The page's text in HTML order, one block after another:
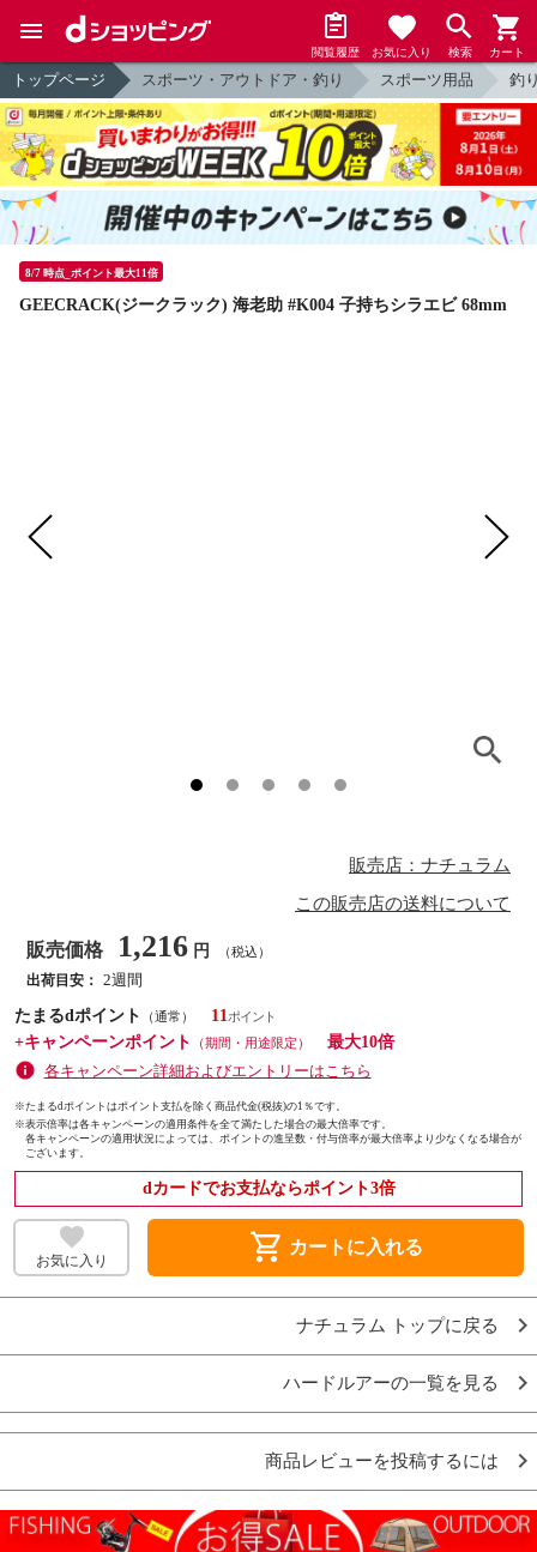
閲覧履歴 お気に入り 検索 カート
トップページ スポーツ・アウトドア・釣り スポーツ用品 釣
8/7 時点_ポイント最大11倍
GEECRACK(ジークラック) 海老助 #K004 子持ちシラエビ 68mm
販売店：ナチュラム
この販売店の送料について
販売価格 1,216 円 （税込）
出荷目安： 2週間
たまるdポイント
（通常）
11
+キャンペーンポイント
（期間・用途限定）
最大10倍
各キャンペーン詳細およびエントリーはこちら
※たまるdポイントはポイント支払を除く商品代金(税抜)の1％です。
※表示倍率は各キャンペーンの適用条件を全て満たした場合の最大倍率です。
各キャンペーンの適用状況によっては、ポイントの進呈数・付与倍率が最大倍率より少なくなる場合が
ございます。
dカードでお支払ならポイント3倍
お気に入り shopping_cart カートに入れる
ナチュラム トップに戻る
ハードルアーの一覧を見る
商品レビューを投稿するには